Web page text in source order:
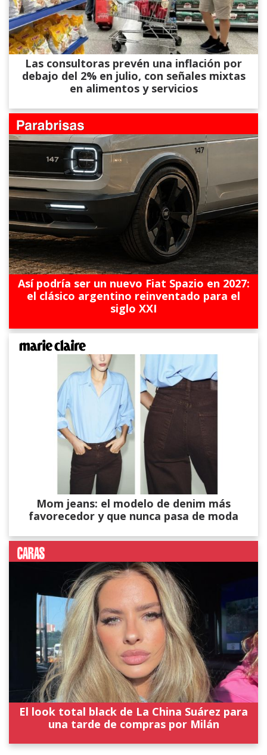
Las consultoras prevén una inflación por
debajo del 2% en julio, con señales mixtas
en alimentos y servicios
Así podría ser un nuevo Fiat Spazio en 2027:
el clásico argentino reinventado para el
siglo XXI
Mom jeans: el modelo de denim más
favorecedor y que nunca pasa de moda
El look total black de La China Suárez para
una tarde de compras por Milán